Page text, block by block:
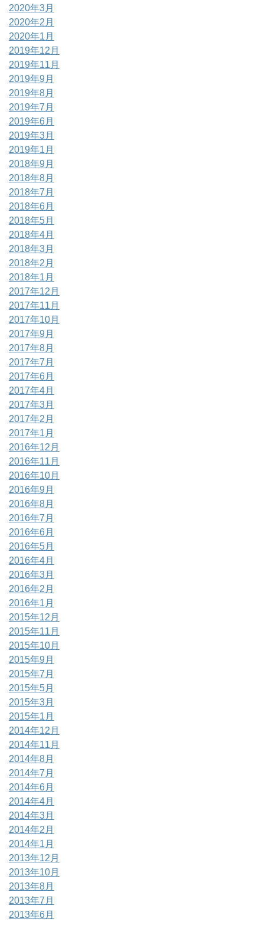
2020年3月
2020年2月
2020年1月
2019年12月
2019年11月
2019年9月
2019年8月
2019年7月
2019年6月
2019年3月
2019年1月
2018年9月
2018年8月
2018年7月
2018年6月
2018年5月
2018年4月
2018年3月
2018年2月
2018年1月
2017年12月
2017年11月
2017年10月
2017年9月
2017年8月
2017年7月
2017年6月
2017年4月
2017年3月
2017年2月
2017年1月
2016年12月
2016年11月
2016年10月
2016年9月
2016年8月
2016年7月
2016年6月
2016年5月
2016年4月
2016年3月
2016年2月
2016年1月
2015年12月
2015年11月
2015年10月
2015年9月
2015年7月
2015年5月
2015年3月
2015年1月
2014年12月
2014年11月
2014年8月
2014年7月
2014年6月
2014年4月
2014年3月
2014年2月
2014年1月
2013年12月
2013年10月
2013年8月
2013年7月
2013年6月